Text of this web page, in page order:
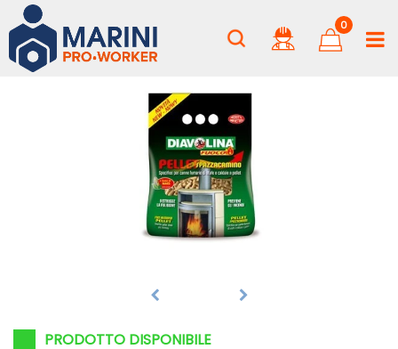
0
PRODOTTO DISPONIBILE